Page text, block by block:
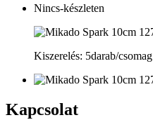
Nincs-készleten
Kiszerelés: 5darab/csomag
Kapcsolat